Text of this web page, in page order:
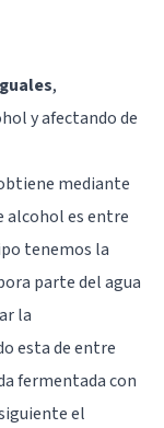
,
y afectando de
mediante
alcohol es entre
tenemos la
parte del agua
la
esta de entre
fermentada con
el